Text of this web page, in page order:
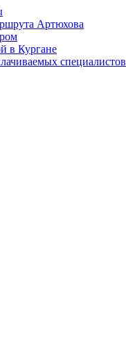
Артюхова
в Кургане
специалистов